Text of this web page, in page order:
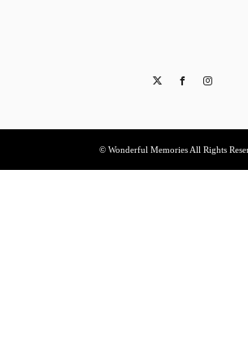
TwitterFacebook
© Wonderful Memories All Rights